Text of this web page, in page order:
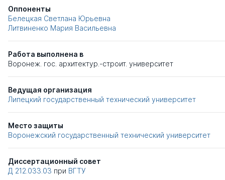
Оппоненты
Белецкая Светлана Юрьевна
Литвиненко Мария Васильевна
Работа выполнена в
Воронеж. гос. архитектур.-строит. университет
Ведущая организация
Липецкий государственный технический университет
Место защиты
Воронежский государственный технический университет
Диссертационный совет
Д 212.033.03 при ВГТУ